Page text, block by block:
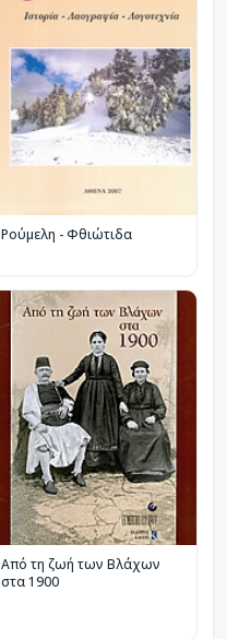
Ρούμελη - Φθιώτιδα
Από τη ζωή των Βλάχων
στα 1900